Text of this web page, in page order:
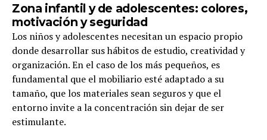
Zona infantil y de adolescentes: colores,
motivación y seguridad
Los niños y adolescentes necesitan un espacio propio
donde desarrollar sus hábitos de estudio, creatividad y
organización. En el caso de los más pequeños, es
fundamental que el mobiliario esté adaptado a su
tamaño, que los materiales sean seguros y que el
entorno invite a la concentración sin dejar de ser
estimulante.